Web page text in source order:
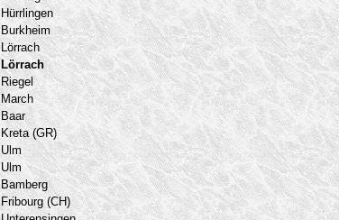
Hürrlingen
Burkheim
Lörrach
Lörrach
Riegel
March
Baar
Kreta (GR)
Ulm
Ulm
Bamberg
Fribourg (CH)